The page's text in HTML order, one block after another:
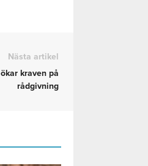
Nästa artikel
kraven på
rådgivning